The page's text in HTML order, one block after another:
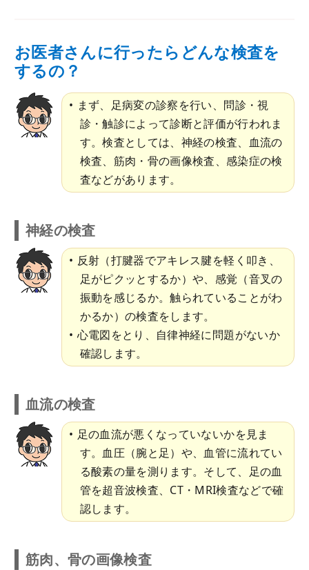
お医者さんに行ったらどんな検査を
するの？
まず、足病変の診察を行い、問診・視
診・触診によって診断と評価が行われま
す。検査としては、神経の検査、血流の
検査、筋肉・骨の画像検査、感染症の検
査などがあります。
神経の検査
反射（打腱器でアキレス腱を軽く叩き、
足がピクッとするか）や、感覚（音叉の
振動を感じるか。触られていることがわ
かるか）の検査をします。
心電図をとり、自律神経に問題がないか
確認します。
血流の検査
足の血流が悪くなっていないかを見ま
す。血圧（腕と足）や、血管に流れてい
る酸素の量を測ります。そして、足の血
管を超音波検査、CT・MRI検査などで確
認します。
筋肉、骨の画像検査